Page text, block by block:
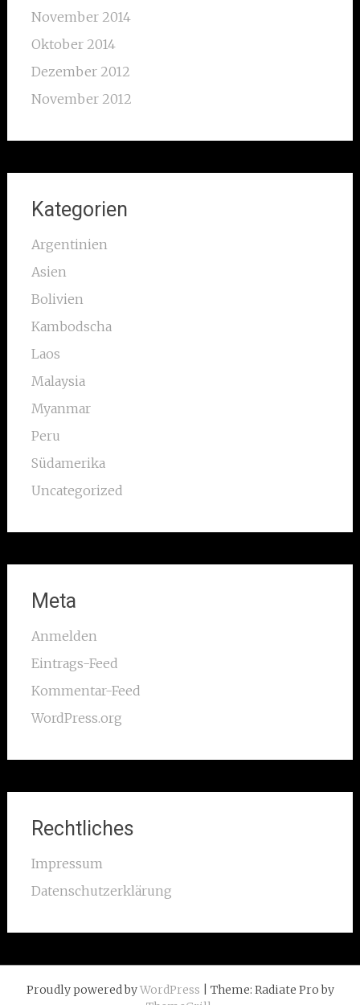
November 2014
Oktober 2014
Dezember 2012
November 2012
Kategorien
Argentinien
Asien
Bolivien
Kambodscha
Laos
Malaysia
Myanmar
Peru
Südamerika
Uncategorized
Meta
Anmelden
Eintrags-Feed
Kommentar-Feed
WordPress.org
Rechtliches
Impressum
Datenschutzerklärung
Proudly powered byWordPress | Theme: Radiate Pro by